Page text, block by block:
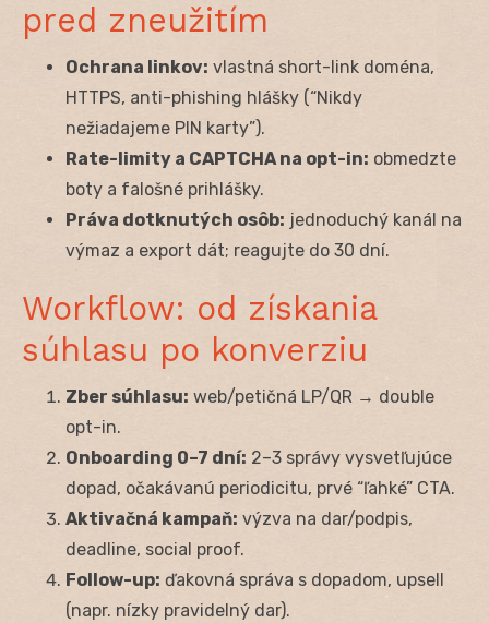
pred zneužitím
Ochrana linkov: vlastná short-link doména,
HTTPS, anti-phishing hlášky (“Nikdy
nežiadajeme PIN karty”).
Rate-limity a CAPTCHA na opt-in: obmedzte
boty a falošné prihlášky.
Práva dotknutých osôb: jednoduchý kanál na
výmaz a export dát; reagujte do 30 dní.
Workflow: od získania
súhlasu po konverziu
Zber súhlasu: web/petičná LP/QR → double
opt-in.
Onboarding 0–7 dní: 2–3 správy vysvetľujúce
dopad, očakávanú periodicitu, prvé “ľahké” CTA.
Aktivačná kampaň: výzva na dar/podpis,
deadline, social proof.
Follow-up: ďakovná správa s dopadom, upsell
(napr. nízky pravidelný dar).